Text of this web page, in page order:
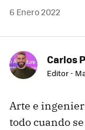
6 Enero 2022
Carlos
Editor -
Arte e
todo cuando